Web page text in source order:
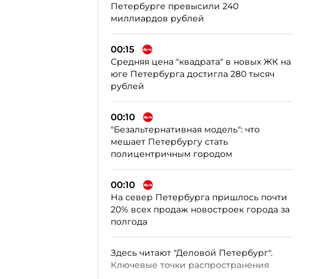
Петербурге превысили 240
миллиардов рублей
00:15
Средняя цена "квадрата" в новых ЖК на
юге Петербурга достигла 280 тысяч
рублей
00:10
"Безальтернативная модель": что
мешает Петербургу стать
полицентричным городом
00:10
На север Петербурга пришлось почти
20% всех продаж новостроек города за
полгода
Здесь читают "Деловой Петербург".
Ключевые точки распространения